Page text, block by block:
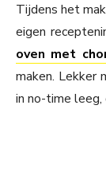
Tijdens het
eigen
oven met
maken. Lekker
in no-time leeg,